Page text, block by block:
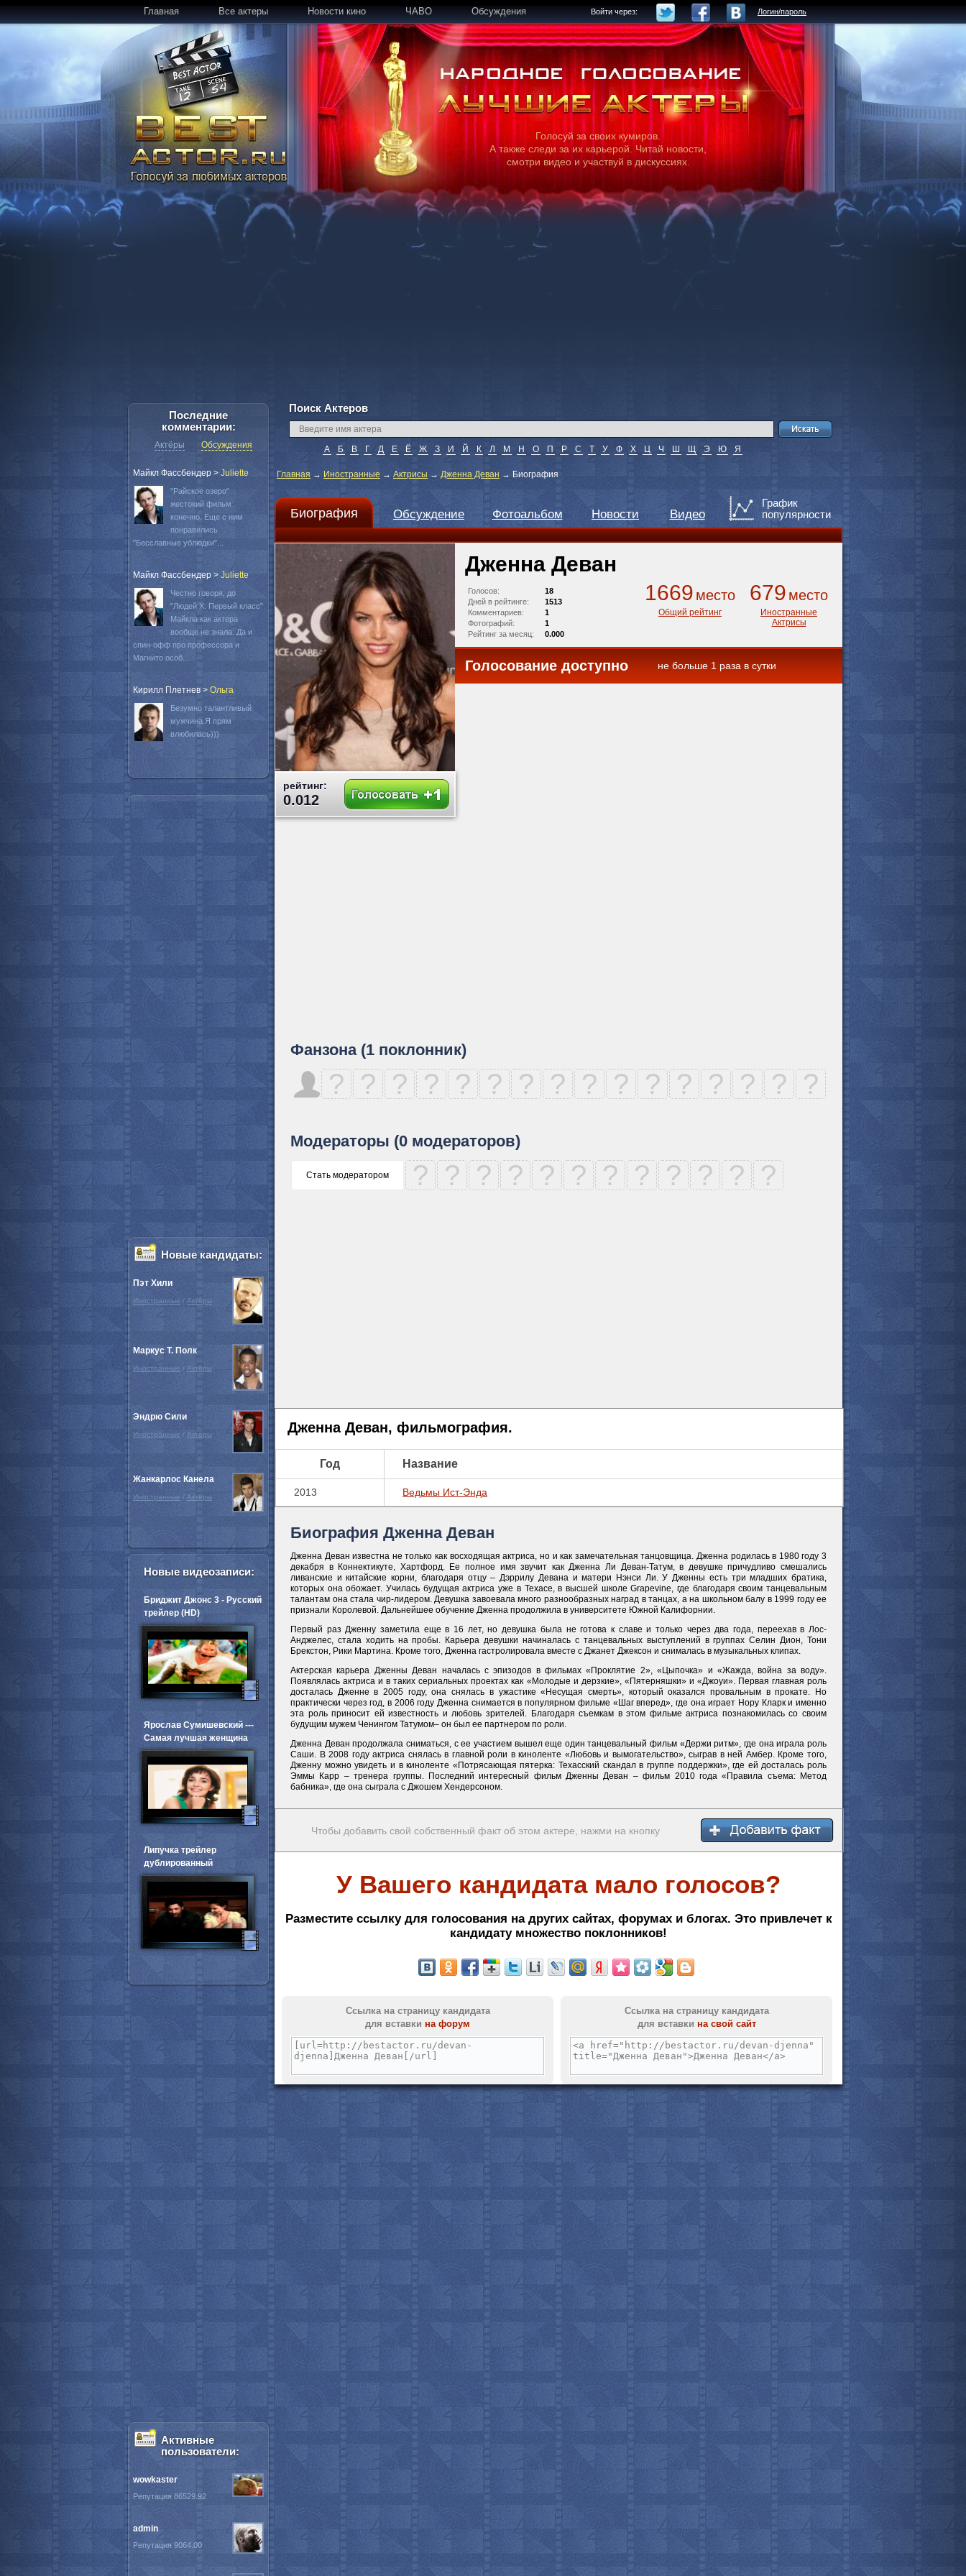
Главная Все актеры Новости кино ЧАВО Обсуждения Войти через: Логин/пароль
Голосуй за своих кумиров.
А также следи за их карьерой. Читай новости,
смотри видео и участвуй в дискуссиях.
Поиск Актеров
А Б В Г Д Е Ё Ж З И Й К Л М Н О П Р С Т У Ф Х Ц Ч Ш Щ Э Ю Я
Главная → Иностранные → Актрисы → Дженна Деван → Биография
Биография Обсуждение Фотоальбом Новости Видео
График
популярности
рейтинг:
0.012
Дженна Деван
1669 место
Общий рейтинг
679 место
Иностранные
Актрисы
Голосов:
18
Дней в рейтинге:
1513
Комментариев:
1
Фотографий:
1
Рейтинг за месяц:
0.000
Голосование доступно не больше 1 раза в сутки
Фанзона (1 поклонник)
? ? ? ? ? ? ? ? ? ? ? ? ? ? ? ?
Модераторы (0 модераторов)
Стать модератором ? ? ? ? ? ? ? ? ? ? ? ?
Дженна Деван, фильмография.
Год Название
2013 Ведьмы Ист-Энда
Биография Дженна Деван
Дженна Деван известна не только как восходящая актриса, но и как замечательная танцовщица. Дженна родилась в 1980 году 3
декабря в Коннектикуте, Хартфорд. Ее полное имя звучит как Дженна Ли Деван-Татум, в девушке причудливо смешались
ливанские и китайские корни, благодаря отцу – Дэррилу Девана и матери Нэнси Ли. У Дженны есть три младших братика,
которых она обожает. Училась будущая актриса уже в Техасе, в высшей школе Grapevine, где благодаря своим танцевальным
талантам она стала чир-лидером. Девушка завоевала много разнообразных наград в танцах, а на школьном балу в 1999 году ее
признали Королевой. Дальнейшее обучение Дженна продолжила в университете Южной Калифорнии.
Первый раз Дженну заметила еще в 16 лет, но девушка была не готова к славе и только через два года, переехав в Лос-
Анджелес, стала ходить на пробы. Карьера девушки начиналась с танцевальных выступлений в группах Селин Дион, Тони
Брекстон, Рики Мартина. Кроме того, Дженна гастролировала вместе с Джанет Джексон и снималась в музыкальных клипах.
Актерская карьера Дженны Деван началась с эпизодов в фильмах «Проклятие 2», «Цыпочка» и «Жажда, война за воду».
Появлялась актриса и в таких сериальных проектах как «Молодые и дерзкие», «Пятерняшки» и «Джоуи». Первая главная роль
досталась Дженне в 2005 году, она снялась в ужастике «Несущая смерть», который оказался провальным в прокате. Но
практически через год, в 2006 году Дженна снимается в популярном фильме «Шаг вперед», где она играет Нору Кларк и именно
эта роль приносит ей известность и любовь зрителей. Благодаря съемкам в этом фильме актриса познакомилась со своим
будущим мужем Ченингом Татумом– он был ее партнером по роли.
Дженна Деван продолжала сниматься, с ее участием вышел еще один танцевальный фильм «Держи ритм», где она играла роль
Саши. В 2008 году актриса снялась в главной роли в киноленте «Любовь и вымогательство», сыграв в ней Амбер. Кроме того,
Дженну можно увидеть и в киноленте «Потрясающая пятерка: Техасский скандал в группе поддержки», где ей досталась роль
Эммы Карр – тренера группы. Последний интересный фильм Дженны Деван – фильм 2010 года «Правила съема: Метод
бабника», где она сыграла с Джошем Хендерсоном.
Чтобы добавить свой собственный факт об этом актере, нажми на кнопку
У Вашего кандидата мало голосов?
Разместите ссылку для голосования на других сайтах, форумах и блогах. Это привлечет к
кандидату множество поклонников!
Ссылка на страницу кандидата
для вставки на форум
Ссылка на страницу кандидата
для вставки на свой сайт
Последние
комментарии:
Актёры Обсуждения
Майкл Фассбендер > Juliette
"Райское озеро"
жестокий фильм
конечно. Еще с ним
понравились
"Бесславные ублюдки"...
Майкл Фассбендер > Juliette
Честно говоря, до
"Людей Х: Первый класс"
Майкла как актера
вообще не знала. Да и
спин-офф про профессора и
Магнито особ...
Кирилл Плетнев > Oльга
Безумно талантливый
мужчина.Я прям
влюбилась)))
Новые кандидаты:
Пэт Хили
Иностранные / Актёры
Маркус Т. Полк
Иностранные / Актёры
Эндрю Сили
Иностранные / Актёры
Жанкарлос Канела
Иностранные / Актёры
Новые видеозаписи:
Бриджит Джонс 3 - Русский
трейлер (HD)
Ярослав Сумишевский ---
Самая лучшая женщина
Липучка трейлер
дублированный
смотреть всё
Активные
пользователи:
wowkaster
Репутация 86529.92
admin
Репутация 9064.00